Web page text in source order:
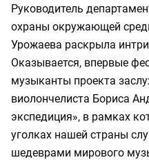
Руководитель
охраны окружающей
Урожаева раскрыла
Оказывается, впервые
музыканты проекта
виолончелиста Бориса
экспедиция», в рамках
уголках нашей страны
шедеврами мирового